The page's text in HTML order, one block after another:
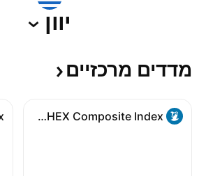
יוון
מדדים מרכזיים
ATHEX Composite Index